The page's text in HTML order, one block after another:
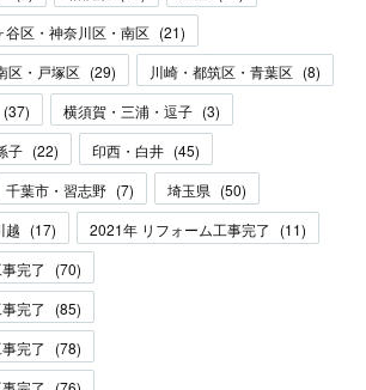
谷区・神奈川区・南区 (21)
区・戸塚区 (29) 川崎・都筑区・青葉区 (8)
(37) 横須賀・三浦・逗子 (3)
子 (22) 印西・白井 (45)
千葉市・習志野 (7) 埼玉県 (50)
越 (17) 2021年 リフォーム工事完了 (11)
完了
(70)
完了
(85)
完了
(78)